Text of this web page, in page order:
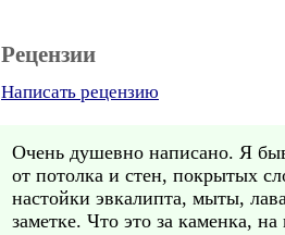
Рецензии
Написать рецензию
Очень душевно написано. Я
от потолка и стен, покрытых
настойки эвкалипта, мыты,
заметке. Что это за каменка,